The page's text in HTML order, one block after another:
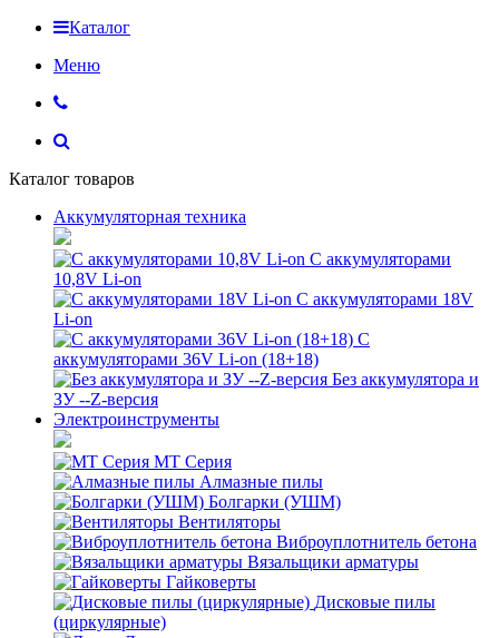
Каталог
Меню
Каталог товаров
Аккумуляторная техника
С аккумуляторами
10,8V Li-on
С аккумуляторами 18V
Li-on
С
аккумуляторами 36V Li-on (18+18)
Без аккумулятора и
ЗУ --Z-версия
Электроинструменты
MT Серия
Алмазные пилы
Болгарки (УШМ)
Вентиляторы
Виброуплотнитель бетона
Вязальщики арматуры
Гайковерты
Дисковые пилы
(циркулярные)